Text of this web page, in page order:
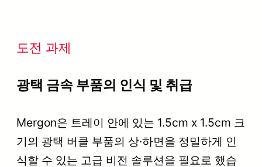
도전 과제
광택 금속 부품의 인식 및 취급
Mergon은 트레이 안에 있는 1.5cm x 1.5cm 크
기의 광택 버클 부품의 상·하면을 정밀하게 인
식할 수 있는 고급 비전 솔루션을 필요로 했습